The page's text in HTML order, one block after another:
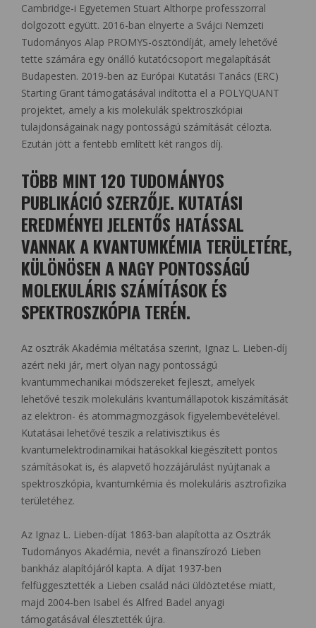
Cambridge-i Egyetemen Stuart Althorpe professzorral
dolgozott együtt. 2016-ban elnyerte a Svájci Nemzeti
Tudományos Alap PROMYS-ösztöndíját, amely lehetővé
tette számára egy önálló kutatócsoport megalapítását
Budapesten. 2019-ben az Európai Kutatási Tanács (ERC)
Starting Grant támogatásával indította el a POLYQUANT
projektet, amely a kis molekulák spektroszkópiai
tulajdonságainak nagy pontosságú számítását célozta.
Ezután jött a fentebb említett két rangos díj.
TÖBB MINT 120 TUDOMÁNYOS
PUBLIKÁCIÓ SZERZŐJE. KUTATÁSI
EREDMÉNYEI JELENTŐS HATÁSSAL
VANNAK A KVANTUMKÉMIA TERÜLETÉRE,
KÜLÖNÖSEN A NAGY PONTOSSÁGÚ
MOLEKULÁRIS SZÁMÍTÁSOK ÉS
SPEKTROSZKÓPIA TERÉN.
Az osztrák Akadémia méltatása szerint, Ignaz L. Lieben-díj
azért neki jár, mert olyan nagy pontosságú
kvantummechanikai módszereket fejleszt, amelyek
lehetővé teszik molekuláris kvantumállapotok kiszámítását
az elektron- és atommagmozgások figyelembevételével.
Kutatásai lehetővé teszik a relativisztikus és
kvantumelektrodinamikai hatásokkal kiegészített pontos
számításokat is, és alapvető hozzájárulást nyújtanak a
spektroszkópia, kvantumkémia és molekuláris asztrofizika
területéhez.
Az Ignaz L. Lieben-díjat 1863-ban alapította az Osztrák
Tudományos Akadémia, nevét a finanszírozó Lieben
bankház alapítójáról kapta. A díjat 1937-ben
felfüggesztették a Lieben család náci üldöztetése miatt,
majd 2004-ben Isabel és Alfred Badel anyagi
támogatásával élesztették újra.